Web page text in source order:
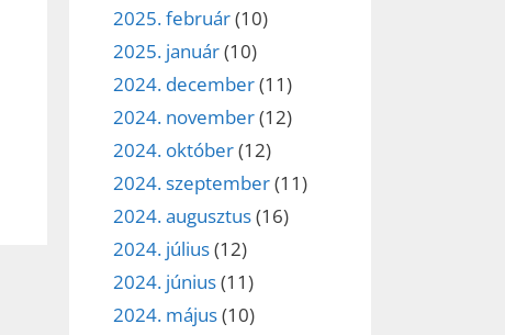
2025. február(10)
2025. január(10)
2024. december(11)
2024. november(12)
2024. október(12)
2024. szeptember(11)
2024. augusztus(16)
2024. július(12)
2024. június(11)
2024. május(10)